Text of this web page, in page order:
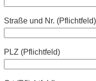
Straße und Nr. (Pflichtfeld)
PLZ (Pflichtfeld)